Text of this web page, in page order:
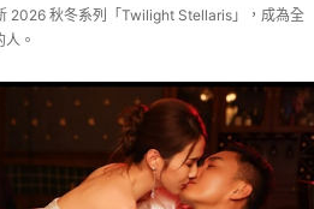
2026 秋冬系列「Twilight Stellaris」，成為全
。